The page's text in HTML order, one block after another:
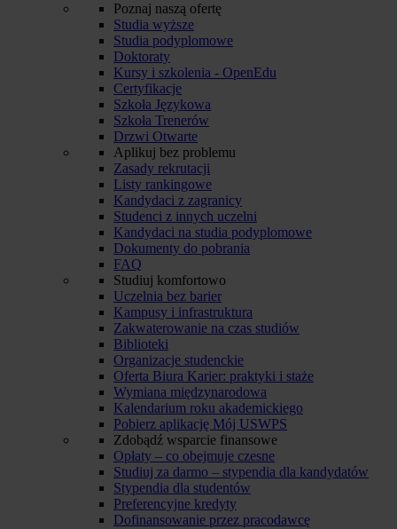
Poznaj naszą ofertę
Studia wyższe
Studia podyplomowe
Doktoraty
Kursy i szkolenia - OpenEdu
Certyfikacje
Szkoła Językowa
Szkoła Trenerów
Drzwi Otwarte
Aplikuj bez problemu
Zasady rekrutacji
Listy rankingowe
Kandydaci z zagranicy
Studenci z innych uczelni
Kandydaci na studia podyplomowe
Dokumenty do pobrania
FAQ
Studiuj komfortowo
Uczelnia bez barier
Kampusy i infrastruktura
Zakwaterowanie na czas studiów
Biblioteki
Organizacje studenckie
Oferta Biura Karier: praktyki i staże
Wymiana międzynarodowa
Kalendarium roku akademickiego
Pobierz aplikację Mój USWPS
Zdobądź wsparcie finansowe
Opłaty – co obejmuje czesne
Studiuj za darmo – stypendia dla kandydatów
Stypendia dla studentów
Preferencyjne kredyty
Dofinansowanie przez pracodawcę